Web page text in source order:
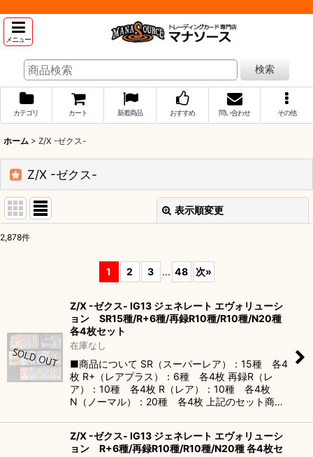
メニュー
検索
カテゴリ カート 新着商品 おすすめ 問い合わせ その他
ホーム > Z/X -ゼクス-
Z/X -ゼクス-
表示順変更
サブカテゴリ
並び順:
絞り込む
2,878件
1 2 3 ... 48 次»
Z/X -ゼクス- IG13 ジェネレート エヴォリューシ
ョン SR15種/R+6種/再録R10種/R10種/N20種
各4枚セット
在庫なし
■商品について SR（スーパーレア）：15種 各4
枚 R+（レアプラス）：6種 各4枚 再録R（レ
ア）：10種 各4枚 R（レア）：10種 各4枚
N（ノーマル）：20種 各4枚 上記のセット商…
Z/X -ゼクス- IG13 ジェネレート エヴォリューシ
ョン R+6種/再録R10種/R10種/N20種 各4枚セ